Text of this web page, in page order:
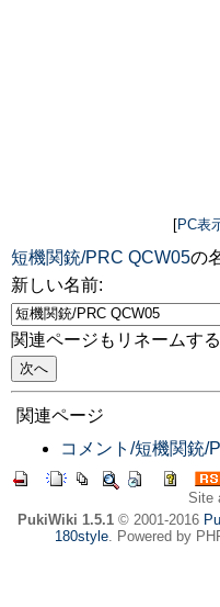
[PC表
短機関銃/PRC QCW05の
新しい名前:
関連ページもリネームする
関連ページ
コメント/短機関銃/
Site
PukiWiki 1.5.1© 2001-2016
180style. Powered by